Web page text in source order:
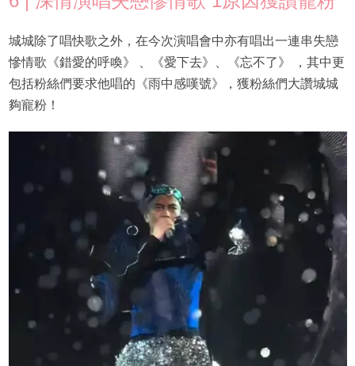
城城除了唱快歌之外，在今次演唱會中亦有唱出一連串失戀
慘情歌《錯愛的呼喚》 、《愛下去》、《忘不了》 ，其中更
包括粉絲們要求他唱的《雨中感嘆號》，獲粉絲們大讚城城
夠寵粉！